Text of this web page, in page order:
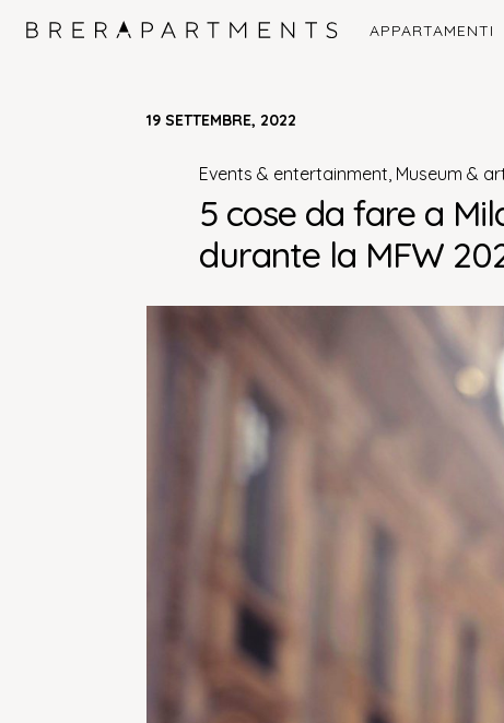
APPARTAMENTI
19 SETTEMBRE, 2022
events & entertainment, museum &
5 cose da fare a
durante la MFW